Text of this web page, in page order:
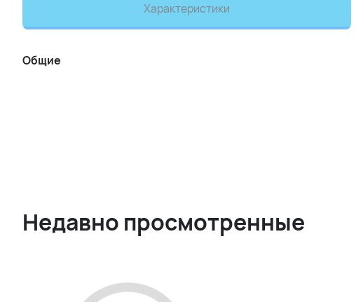
Характеристики
Общие
Недавно просмотренные